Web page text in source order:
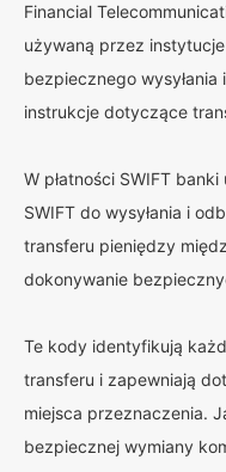
Financial
używaną przez
bezpiecznego
instrukcje dotyczące
W płatności SWIFT
SWIFT do wysyłania i
transferu pieniędzy
dokonywanie
Te kody identyfikują
transferu i zapewniają
miejsca przeznaczenia.
bezpiecznej wymiany